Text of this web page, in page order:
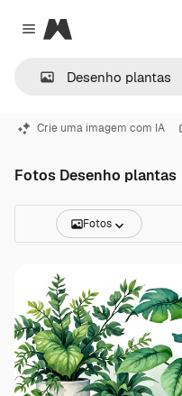
Close menu
Magnific
Crie uma imagem com IA
Fotos Desenho plantas
Fotos